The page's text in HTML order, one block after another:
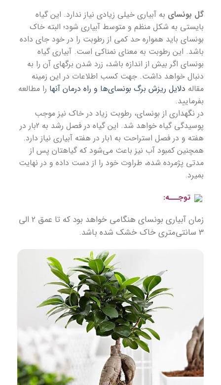
گل بونسای به آبیاری خیلی زیادی نیاز ندارد. این گیاه
بایستی به شکل منظم و متوسط آبیاری شود؛ البته خاک
بونسای باید همواره حد کمی از رطوبت را در خود جای داده
باشد. این رطوبت به معنای نمناکی است. آبیاری گیاه
بونسای اگر بیش از اندازه باشد، زرد شدن برگهای آن را به
دنبال خواهد داشت. جهت کسب اطلاعات در این زمینه
مقاله دلایل ریزش برگ بونسای‌ها و راه درمان آنها را مطالعه
بفرمایید.
در نگهداری از بونسای، رطوبت زیاد در خاک نیز موجب
پوسیدگی گیاه خواهد شد. این گیاه در فصل رشد به 2بار در
هفته و در فصل استراحت به 1بار در هفته آبیاری نیاز دارد.
همچنین کمبود آب نیز باعث می‌شود که گیاهتان پس از
مدتی پژمرده شده، طراوت خود را از دست داده و در نهایت
بمیرد.
توجـــه:
زمان آبیاری بونسای هنگامی خواهد بود که تا عمق 2 الی
3 سانتی‌متری خاک خشک شده باشد.